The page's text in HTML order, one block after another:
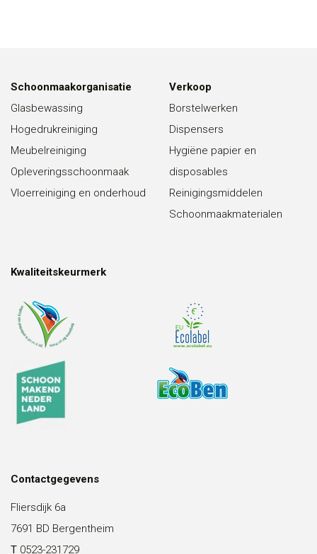
Schoonmaakorganisatie
Glasbewassing
Hogedrukreiniging
Meubelreiniging
Opleveringsschoonmaak
Vloerreiniging en onderhoud
Verkoop
Borstelwerken
Dispensers
Hygiëne papier en
disposables
Reinigingsmiddelen
Schoonmaakmaterialen
Kwaliteitskeurmerk
Contactgegevens
Fliersdijk 6a
7691 BD Bergentheim
T 0523-231729